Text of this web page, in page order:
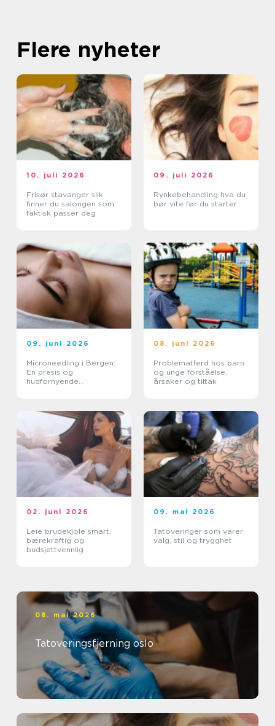
Flere nyheter
10. juli 2026
Frisør stavanger slik
finner du salongen som
faktisk passer deg
09. juli 2026
Rynkebehandling hva du
bør vite før du starter
09. juni 2026
Microneedling i Bergen:
En presis og
hudfornyende
08. juni 2026
Problematferd hos barn
og unge forståelse,
årsaker og tiltak
02. juni 2026
Leie brudekjole smart,
bærekraftig og
budsjettvennlig
09. mai 2026
Tatoveringer som varer:
valg, stil og trygghet
08. mai 2026
Tatoveringsfjerning oslo